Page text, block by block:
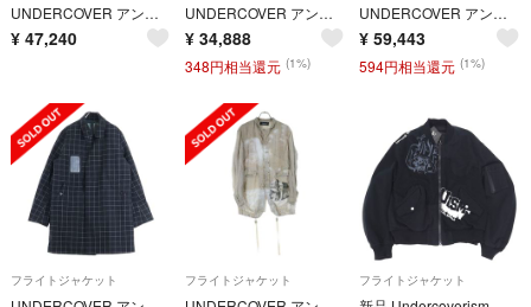
UNDERCOVER アンダーカバー A CLOCKWORK ORANGE UCX4308-2 時計仕掛けのオレンジ 中綿 ナイロン コート ジャケット ブラック
¥ 47,240
UNDERCOVER アンダーカバー 25AW × fragment design フラグメント Fleece China Jacket フリースジャケット チャイナジャケット ブラック UC2E9209
¥ 34,888
348円相当還元 (1%)
UNDERCOVER アンダーカバー 25AW Felted Wool Trench Coat フェルテッドウール ジップアップ トレンチコート グレー UC2E9301
¥ 59,443
594円相当還元 (1%)
フライトジャケット フライトジャケット フライトジャケット